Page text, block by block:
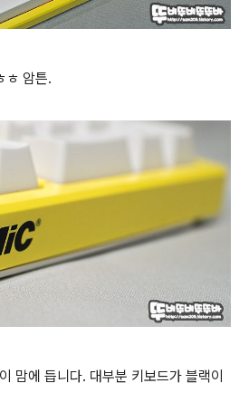
ㅎ 암튼.
맘에 듭니다. 대부분 키보드가 블랙이